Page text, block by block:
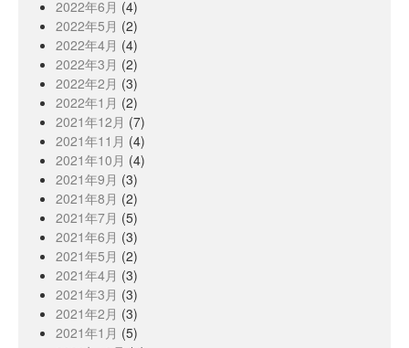
2022年6月 (4)
2022年5月 (2)
2022年4月 (4)
2022年3月 (2)
2022年2月 (3)
2022年1月 (2)
2021年12月 (7)
2021年11月 (4)
2021年10月 (4)
2021年9月 (3)
2021年8月 (2)
2021年7月 (5)
2021年6月 (3)
2021年5月 (2)
2021年4月 (3)
2021年3月 (3)
2021年2月 (3)
2021年1月 (5)